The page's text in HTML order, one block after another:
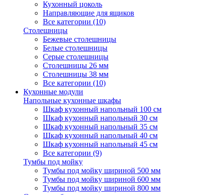
Кухонный цоколь
Направляющие для ящиков
Все категории (10)
Столешницы
Бежевые столешницы
Белые столешницы
Серые столешницы
Столешницы 26 мм
Столешницы 38 мм
Все категории (10)
Кухонные модули
Напольные кухонные шкафы
Шкаф кухонный напольный 100 см
Шкаф кухонный напольный 30 см
Шкаф кухонный напольный 35 см
Шкаф кухонный напольный 40 см
Шкаф кухонный напольный 45 см
Все категории (9)
Тумбы под мойку
Тумбы под мойку шириной 500 мм
Тумбы под мойку шириной 600 мм
Тумбы под мойку шириной 800 мм